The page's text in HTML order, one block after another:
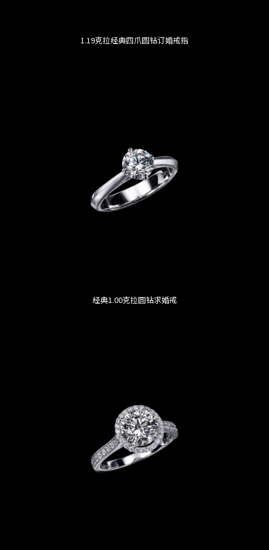
1.19克拉经典四爪圆钻订婚戒指
经典1.00克拉圆钻求婚戒